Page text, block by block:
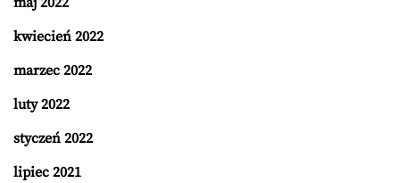
kwiecień 2022
marzec 2022
luty 2022
styczeń 2022
lipiec 2021